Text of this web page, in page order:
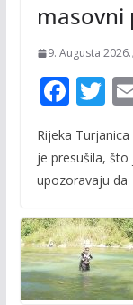
9. Augusta 2026.
F
e
b
o
k
T
itt
er
Rijeka
je presušila,
upozoravaju da